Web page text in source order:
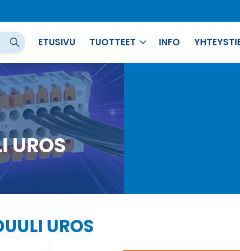
ETUSIVU TUOTTEET INFO
UROS
UROS